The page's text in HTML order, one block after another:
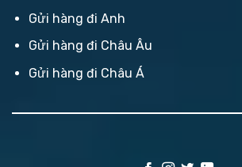
Gửi hàng đi Anh
Gửi hàng đi Châu Âu
Gửi hàng đi Châu Á